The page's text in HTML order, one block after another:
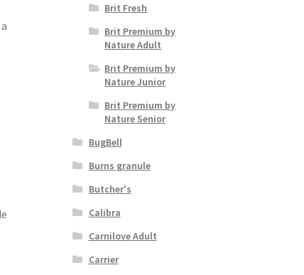
Brit Fresh
Brit Premium by
Nature Adult
Brit Premium by
Nature Junior
Brit Premium by
Nature Senior
BugBell
Burns granule
Butcher's
Calibra
Carnilove Adult
Carrier